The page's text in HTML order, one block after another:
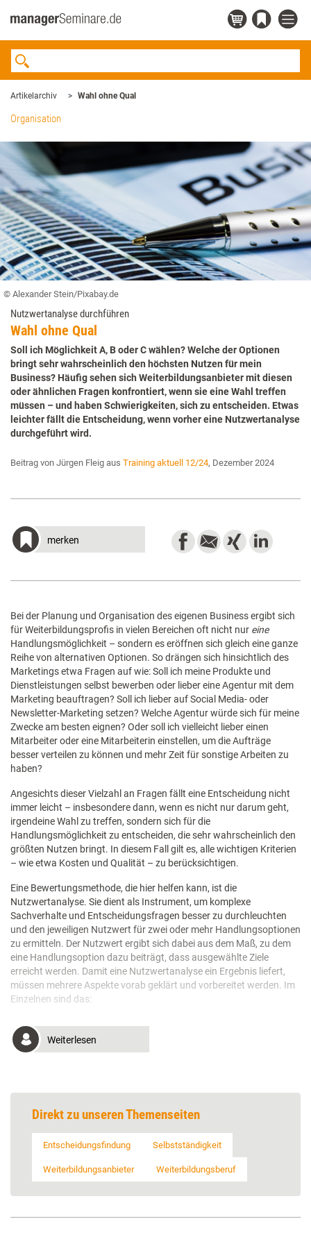
Artikelarchiv Wahl ohne Qual
Organisation
© Alexander Stein/Pixabay.de
Nutzwertanalyse durchführen
Wahl ohne Qual
Soll ich Möglichkeit A, B oder C wählen? Welche der Optionen
bringt sehr wahrscheinlich den höchsten Nutzen für mein
Business? Häufig sehen sich Weiterbildungsanbieter mit diesen
oder ähnlichen Fragen konfrontiert, wenn sie eine Wahl treffen
müssen – und haben Schwierigkeiten, sich zu entscheiden. Etwas
leichter fällt die Entscheidung, wenn vorher eine Nutzwertanalyse
durchgeführt wird.
Beitrag von Jürgen Fleig aus Training aktuell 12/24, Dezember 2024
merken
Bei der Planung und Organisation des eigenen Business ergibt sich
für Weiterbildungsprofis in vielen Bereichen oft nicht nur eine
Handlungsmöglichkeit – sondern es eröffnen sich gleich eine ganze
Reihe von alternativen Optionen. So drängen sich hinsichtlich des
Marketings etwa Fragen auf wie: Soll ich meine Produkte und
Dienstleistungen selbst bewerben oder lieber eine Agentur mit dem
Marketing beauftragen? Soll ich lieber auf Social Media- oder
Newsletter-Marketing setzen? Welche Agentur würde sich für meine
Zwecke am besten eignen? Oder soll ich vielleicht lieber einen
Mitarbeiter oder eine Mitarbeiterin einstellen, um die Aufträge
besser verteilen zu können und mehr Zeit für sonstige Arbeiten zu
haben?
Angesichts dieser Vielzahl an Fragen fällt eine Entscheidung nicht
immer leicht – insbesondere dann, wenn es nicht nur darum geht,
irgendeine Wahl zu treffen, sondern sich für die
Handlungsmöglichkeit zu entscheiden, die sehr wahrscheinlich den
größten Nutzen bringt. In diesem Fall gilt es, alle wichtigen Kriterien
– wie etwa Kosten und Qualität – zu berücksichtigen.
Eine Bewertungsmethode, die hier helfen kann, ist die
Nutzwertanalyse. Sie dient als Instrument, um komplexe
Sachverhalte und Entscheidungsfragen besser zu durchleuchten
und den jeweiligen Nutzwert für zwei oder mehr Handlungsoptionen
zu ermitteln. Der Nutzwert ergibt sich dabei aus dem Maß, zu dem
eine Handlungsoption dazu beiträgt, dass ausgewählte Ziele
erreicht werden. Damit eine Nutzwertanalyse ein Ergebnis liefert,
müssen mehrere Aspekte vorab geklärt und vorbereitet werden. Im
Einzelnen sind das:
Weiterlesen
Direkt zu unseren Themenseiten
Entscheidungsfindung Selbstständigkeit
Weiterbildungsanbieter Weiterbildungsberuf